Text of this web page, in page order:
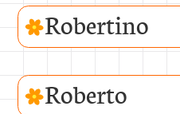
Robertino
Roberto